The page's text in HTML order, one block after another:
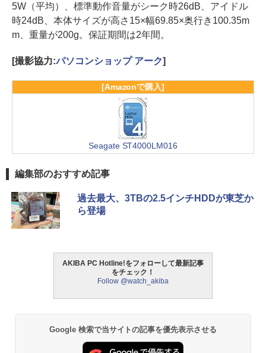
5W（平均）、標準動作音量がシーク時26dB、アイドル
時24dB、本体サイズが高さ15×幅69.85×奥行き100.35m
m、重量が200g。保証期間は2年間。
[撮影協力:パソコンショップ アーク]
[Amazonで購入]
Seagate ST4000LM016
編集部のおすすめ記事
過去最大、3TBの2.5インチHDDが東芝か
ら登場
AKIBA PC Hotline!をフォローして最新記事
をチェック！
Follow @watch_akiba
Google 検索で当サイトの記事を優先表示させる